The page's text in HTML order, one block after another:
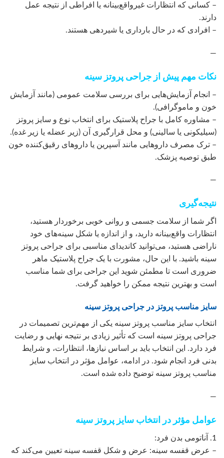
– کسانی که انتظارات غیرواقع‌بینانه یا افراطی از نتیجه عمل
دارند.
– افرادی که در حال بارداری یا شیردهی هستند.
—
نکات مهم پیش از جراحی پروتز سینه
– انجام آزمایش‌هایی برای بررسی سلامت عمومی (مانند آزمایش
خون و ماموگرافی).
– مشاوره کامل با جراح پلاستیک برای انتخاب نوع و سایز پروتز
(سیلیکونی یا سالینی) و محل قرارگیری آن (زیر عضله یا زیر غده).
– ترک مصرف داروهایی مانند آسپرین یا داروهای رقیق‌کننده خون
طبق توصیه پزشک.
—
نتیجه‌گیری
اگر شما از سلامت جسمی و روانی خوبی برخوردار هستید،
انتظارات واقع‌بینانه دارید، و از اندازه یا شکل سینه‌های خود
ناراضی هستید، می‌توانید کاندیدای مناسبی برای جراحی پروتز
سینه باشید. با این حال، مشورت با یک جراح پلاستیک ماهر
ضروری است تا مطمئن شوید این جراحی برای شما مناسب
است و بهترین نتیجه ممکن را خواهید گرفت.
سایز مناسب پروتز در جراحی پروتز سینه
انتخاب سایز مناسب پروتز سینه یکی از مهم‌ترین تصمیمات در
جراحی پروتز سینه است که تأثیر زیادی بر نتیجه نهایی و رضایت
فرد دارد. این انتخاب باید بر اساس نیازها، انتظارات، و شرایط
بدنی فرد انجام شود. در ادامه، عوامل مؤثر در انتخاب سایز
مناسب پروتز سینه توضیح داده شده است.
—
عوامل مؤثر در انتخاب سایز پروتز سینه
1. آناتومی بدن فرد:
– عرض قفسه سینه: عرض و شکل قفسه سینه تعیین می‌کند که